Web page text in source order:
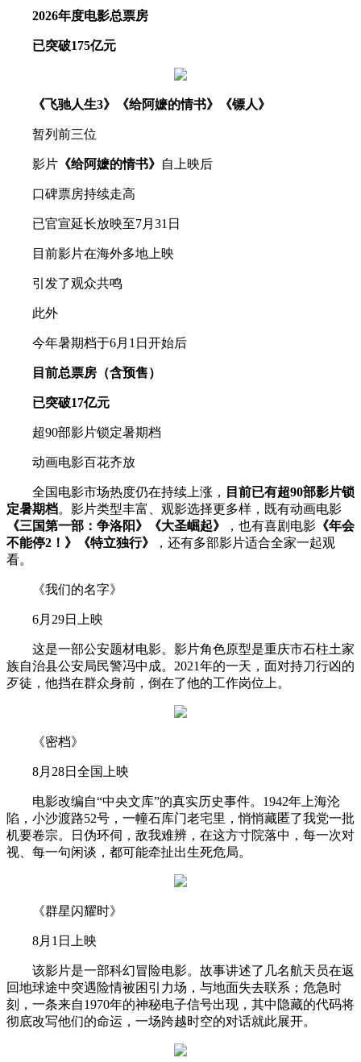
2026年度电影总票房
已突破175亿元
《飞驰人生3》《给阿嬷的情书》《镖人》
暂列前三位
影片 《给阿嬷的情书》 自上映后
口碑票房持续走高
已官宣延长放映至7月31日
目前影片在海外多地上映
引发了观众共鸣
此外
今年暑期档于6月1日开始后
目前总票房（含预售）
已突破17亿元
超90部影片锁定暑期档
动画电影百花齐放
全国电影市场热度仍在持续上涨，
目前已有超90部影片锁
定暑期档。影片类型丰富、观影选择更多样，既有动画电影
《三国第一部：争洛阳》《大圣崛起》
，也有喜剧电影 《年会
不能停2！》《特立独行》
，还有多部影片适合全家一起观
看。
《我们的名字》
6月29日上映
这是一部公安题材电影。影片角色原型是重庆市石柱土家
族自治县公安局民警冯中成。2021年的一天，面对持刀行凶的
歹徒，他挡在群众身前，倒在了他的工作岗位上。
《密档》
8月28日全国上映
电影改编自“中央文库”的真实历史事件。1942年上海沦
陷，小沙渡路52号，一幢石库门老宅里，悄悄藏匿了我党一批
机要卷宗。日伪环伺，敌我难辨，在这方寸院落中，每一次对
视、每一句闲谈，都可能牵扯出生死危局。
《群星闪耀时》
8月1日上映
该影片是一部科幻冒险电影。故事讲述了几名航天员在返
回地球途中突遇险情被困引力场，与地面失去联系；危急时
刻，一条来自1970年的神秘电子信号出现，其中隐藏的代码将
彻底改写他们的命运，一场跨越时空的对话就此展开。